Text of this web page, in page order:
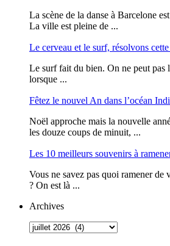
La scène de la danse à Barcelone
La ville est pleine de ...
Le cerveau et le surf, résolvons
Le surf fait du bien. On ne peut pas
lorsque ...
Fêtez le nouvel An dans l’océan
Noël approche mais la nouvelle
les douze coups de minuit, ...
Les 10 meilleurs souvenirs à
Vous ne savez pas quoi ramener de
? On est là ...
Archives